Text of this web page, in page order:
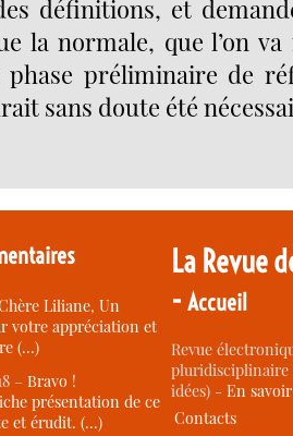
définitions, et
la normale, que l’on
préliminaire de
sans doute été
Liliane, Un
votre appréciation et
(…)
–Bravo !
présentation de ce
et érudit. (…)
La Revue
-Accueil
Revue
idées) -En
Contacts